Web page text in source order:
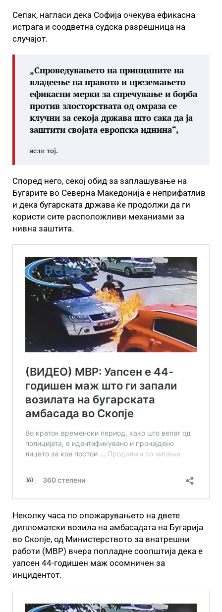
Сепак, нагласи дека Софија очекува ефикасна
истрага и соодветна судска разрешница на
случајот.
„Спроведувањето на принципите на
владеење на правото и преземањето
ефикасни мерки за спречување и борба
против злосторствата од омраза се
клучни за секоја држава што сака да ја
заштити својата европска иднина“,
вели тој.
Според него, секој обид за заплашување на
Бугарите во Северна Македонија е неприфатлив
и дека бугарската држава ќе продолжи да ги
користи сите расположливи механизми за
нивна заштита.
Неколку часа по опожарувањето на двете
дипломатски возила на амбасадата на Бугарија
во Скопје, од Министерството за внатрешни
работи (МВР) вчера попладне соопштија дека е
уапсен 44-годишен маж осомничен за
инцидентот.